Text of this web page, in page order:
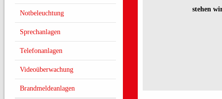
Notbeleuchtung
Sprechanlagen
Telefonanlagen
Videoüberwachung
Brandmeldeanlagen
stehen